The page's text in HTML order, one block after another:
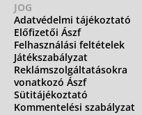
JOG
Adatvédelmi tájékoztató
Előfizetői Ászf
Felhasználási feltételek
Játékszabályzat
Reklámszolgáltatásokra
vonatkozó Ászf
Sütitájékoztató
Kommentelési szabályzat